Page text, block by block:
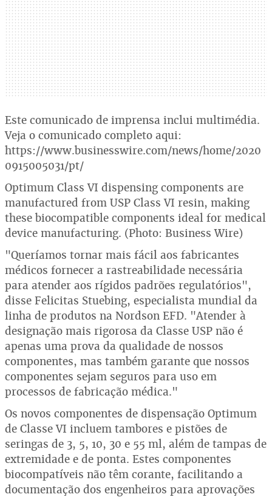
Este comunicado de imprensa inclui multimédia.
Veja o comunicado completo aqui:
https://www.businesswire.com/news/home/2020
0915005031/pt/
Optimum Class VI dispensing components are
manufactured from USP Class VI resin, making
these biocompatible components ideal for medical
device manufacturing. (Photo: Business Wire)
"Queríamos tornar mais fácil aos fabricantes
médicos fornecer a rastreabilidade necessária
para atender aos rígidos padrões regulatórios",
disse Felicitas Stuebing, especialista mundial da
linha de produtos na Nordson EFD. "Atender à
designação mais rigorosa da Classe USP não é
apenas uma prova da qualidade de nossos
componentes, mas também garante que nossos
componentes sejam seguros para uso em
processos de fabricação médica."
Os novos componentes de dispensação Optimum
de Classe VI incluem tambores e pistões de
seringas de 3, 5, 10, 30 e 55 ml, além de tampas de
extremidade e de ponta. Estes componentes
biocompatíveis não têm corante, facilitando a
documentação dos engenheiros para aprovações